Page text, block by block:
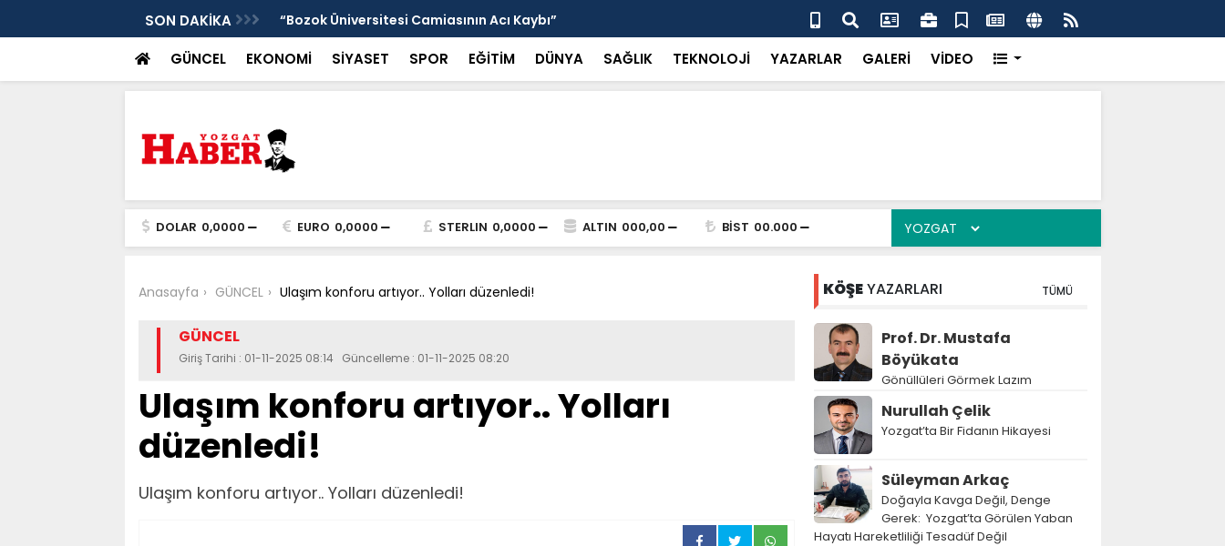
SON DAKİKA “Bozok Üniversitesi Camiasının Acı Kaybı” Alkan ve Altıntaş Aileleri Düğün Sevinci Yaşadı
GÜNCEL EKONOMİ SİYASET SPOR EĞİTİM DÜNYA SAĞLIK TEKNOLOJİ YAZARLAR GALERİ VİDEO
DOLAR 0,0000 EURO 0,0000 STERLIN 0,0000 ALTIN 000,00 BİST 00.000
Anasayfa GÜNCEL Ulaşım konforu artıyor.. Yolları düzenledi!
GÜNCEL
Giriş Tarihi : 01-11-2025 08:14 Güncelleme : 01-11-2025 08:20
Ulaşım konforu artıyor.. Yolları
düzenledi!
Ulaşım konforu artıyor.. Yolları düzenledi!
KÖŞEYAZARLARI TÜMÜ
Prof. Dr. Mustafa
Böyükata
Gönüllüleri Görmek Lazım
Nurullah Çelik
Yozgat’ta Bir Fidanın Hikayesi
Süleyman Arkaç
Doğayla Kavga Değil, Denge
Gerek: Yozgat’ta Görülen Yaban
Hayatı Hareketliliği Tesadüf Değil